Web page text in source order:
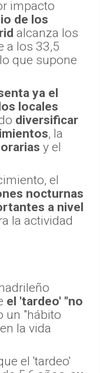
impacto
de los
alcanza los
a los 33,5
que supone
ya el
locales
diversificar
, la
y el
el
nocturnas
a nivel
la actividad
el 'tardeo' "no
un "hábito
la vida
el 'tardeo'